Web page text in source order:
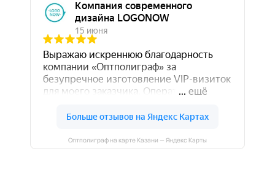
Оптполиграф на карте Казани — Яндекс Карты